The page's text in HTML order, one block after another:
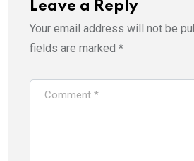
Leave a Reply
Your email address will not be
fields are marked *